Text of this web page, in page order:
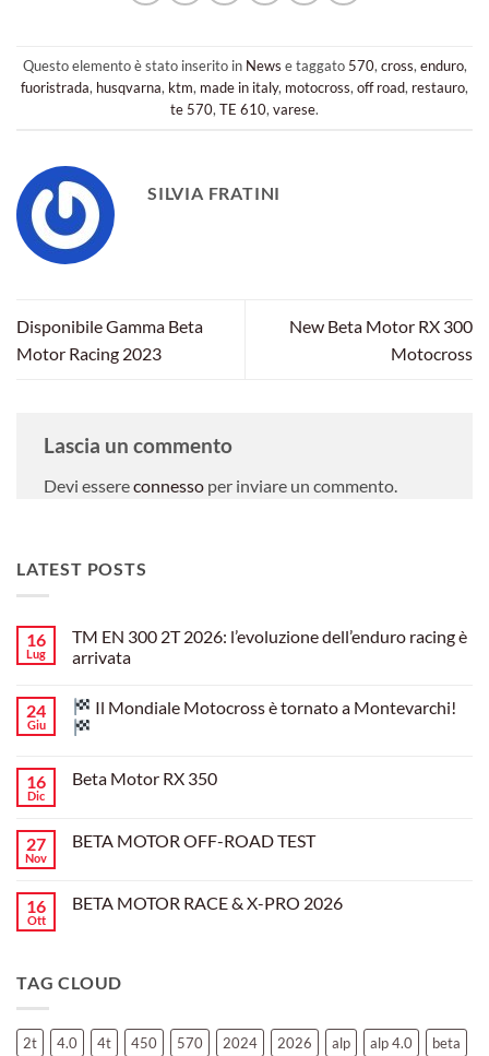
Questo elemento è stato inserito in News e taggato 570, cross, enduro,
fuoristrada, husqvarna, ktm, made in italy, motocross, off road, restauro,
te 570, TE 610, varese.
SILVIA FRATINI
Disponibile Gamma Beta
Motor Racing 2023
New Beta Motor RX 300
Motocross
Lascia un commento
Devi essereconnesso per inviare un commento.
LATEST POSTS
16
Lug
TM EN 300 2T 2026: l’evoluzione dell’enduro racing è
arrivata
su
TM
EN
2026:
è
arrivata
24
Giu
Il Mondiale Motocross è tornato a Montevarchi!
su
Motocross
è
16
Dic
Beta Motor RX 350
Beta
27
Nov
BETA MOTOR OFF-ROAD TEST
BETA
16
Ott
BETA MOTOR RACE & X-PRO 2026
MOTOR
PRO
2026
TAG CLOUD
2t 4.0 4t 450 570 2024 2026 alp alp 4.0
beta